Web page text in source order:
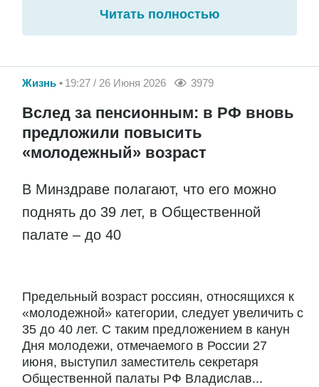
Читать полностью
Жизнь 19:27 / 26 Июня 2026 3979
Вслед за пенсионным: в РФ вновь
предложили повысить
«молодежный» возраст
В Минздраве полагают, что его можно
поднять до 39 лет, в Общественной
палате – до 40
Предельный возраст россиян, относящихся к
«молодежной» категории, следует увеличить с
35 до 40 лет. С таким предложением в канун
Дня молодежи, отмечаемого в России 27
июня, выступил заместитель секретаря
Общественной палаты РФ Владислав...